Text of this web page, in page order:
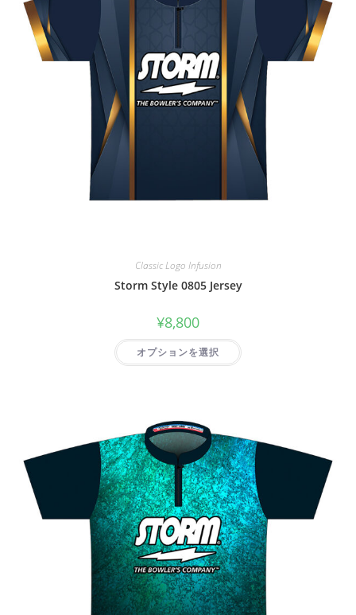
Classic Logo Infusion
Storm Style 0805 Jersey
¥8,800
オプションを選択